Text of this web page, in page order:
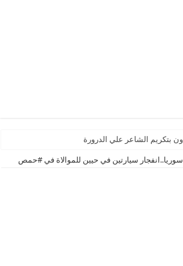
سوريا..انفجار سيارتين في حيين للموالاة في #حمص